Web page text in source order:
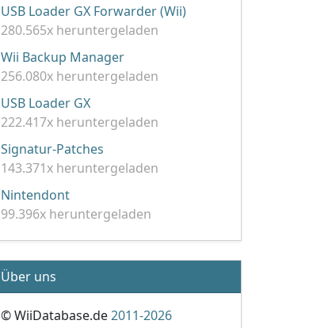
USB Loader GX Forwarder (Wii)
280.565x heruntergeladen
Wii Backup Manager
256.080x heruntergeladen
USB Loader GX
222.417x heruntergeladen
Signatur-Patches
143.371x heruntergeladen
Nintendont
99.396x heruntergeladen
Über uns
© WiiDatabase.de2011-2026